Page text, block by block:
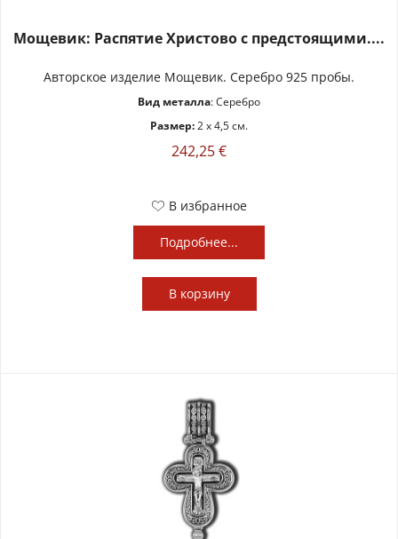
Мощевик: Распятие Христово с предстоящими....
Авторское изделие Мощевик. Серебро 925 пробы.
Вид металла: Серебро
Размер:2 x 4,5 см.
242,25 €
В избранное
Подробнее...
В корзину